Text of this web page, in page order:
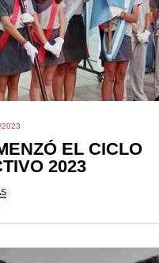
EL CICLO
2023